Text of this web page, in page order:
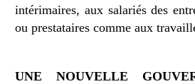
intérimaires, aux salariés des
ou prestataires comme aux
UNE NOUVELLE